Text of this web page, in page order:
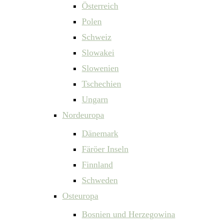
Österreich
Polen
Schweiz
Slowakei
Slowenien
Tschechien
Ungarn
Nordeuropa
Dänemark
Färöer Inseln
Finnland
Schweden
Osteuropa
Bosnien und Herzegowina